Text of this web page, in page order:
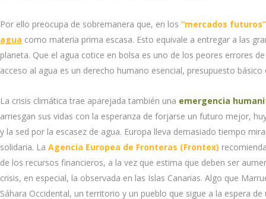
Por ello preocupa de sobremanera que, en los “mercados futuros”
agua como materia prima escasa. Esto equivale a entregar a las
planeta. Que el agua cotice en bolsa es uno de los peores errores
acceso al agua es un derecho humano esencial, presupuesto básico
La crisis climática trae aparejada también una emergencia
arriesgan sus vidas con la esperanza de forjarse un futuro mejor,
y la sed por la escasez de agua. Europa lleva demasiado tiempo
solidaria. La Agencia Europea de Fronteras (Frontex)
de los recursos financieros, a la vez que estima que deben ser
crisis, en especial, la observada en las Islas Canarias. Algo que
Sáhara Occidental, un territorio y un pueblo que sigue a la espera